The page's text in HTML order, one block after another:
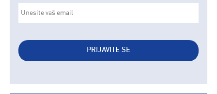
PRIJAVITE SE